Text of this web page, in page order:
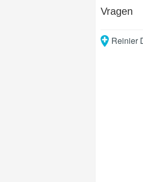
Vragen
Reinier